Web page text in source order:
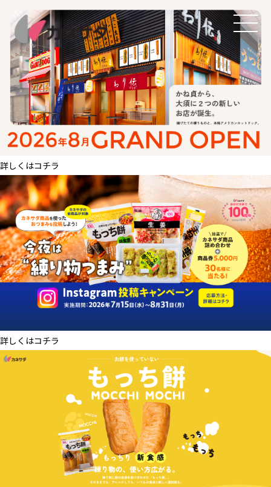
TOP
生産体制
商品・開発
品質管理
直営店
かね貞の歴史
会社情報
リニューアル中
詳しくはコチラ
詳しくはコチラ